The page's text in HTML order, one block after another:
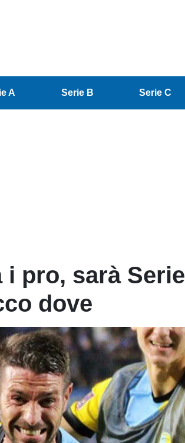
A Serie B Serie C
i pro, sarà Serie
dove